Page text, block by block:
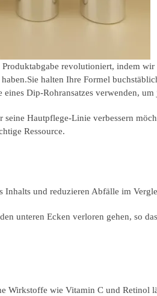
Produktabgabe revolutioniert, indem
halten Ihre Formel
Dip-Rohransatzes verwenden,
Hautpflege-Linie verbessern
Ressource.
Inhalts und reduzieren Abfälle im
unteren Ecken verloren gehen, so
Wirkstoffe wie Vitamin C und Retinol